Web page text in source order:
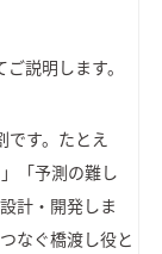
説明します。
す。たとえ
「予測の難し
計・開発しま
なぐ橋渡し役と